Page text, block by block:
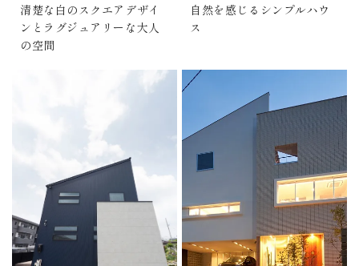
清楚な白のスクエアデザイ
ンとラグジュアリーな大人
の空間
自然を感じるシンプルハウ
ス